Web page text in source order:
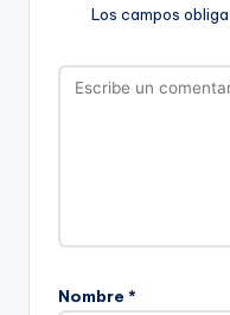
Los campos
Nombre *